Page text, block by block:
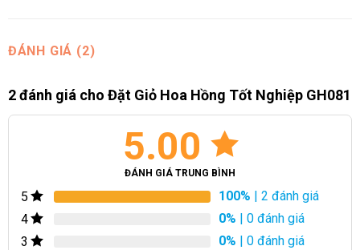
với công lao của họ.
ĐÁNH GIÁ (2)
2 đánh giá cho Đặt Giỏ Hoa Hồng Tốt Nghiệp GH081
5.00
ĐÁNH GIÁ TRUNG BÌNH
5 100% | 2 đánh giá
4
0% | 0 đánh giá
3
0% | 0 đánh giá